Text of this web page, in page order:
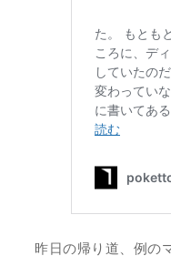
昨日の帰り道、例の